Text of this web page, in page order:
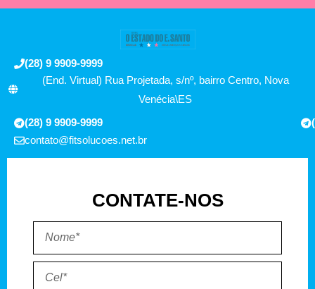
(28) 9 9909-9999
(End. Virtual) Rua Projetada, s/nº, bairro Centro, Nova
Venécia\ES
(28) 9 9909-9999
contato@fitsolucoes.net.br
CONTATE-NOS